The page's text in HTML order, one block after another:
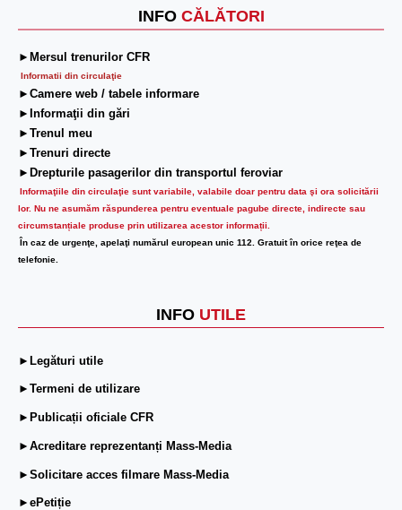
INFO CĂLĂTORI
►Mersul trenurilor CFR
Informatii din circulaţie
►Camere web / tabele informare
►Informaţii din gări
►Trenul meu
►Trenuri directe
►Drepturile pasagerilor din transportul feroviar
Informaţiile din circulaţie sunt variabile, valabile doar pentru data şi ora solicitării
lor. Nu ne asumăm răspunderea pentru eventuale pagube directe, indirecte sau
circumstanțiale produse prin utilizarea acestor informații.
În caz de urgenţe, apelaţi numărul european unic 112. Gratuit în orice reţea de
telefonie.
INFO UTILE
►Legături utile
►Termeni de utilizare
►Publicații oficiale CFR
►Acreditare reprezentanți Mass-Media
►Solicitare acces filmare Mass-Media
►ePetiție